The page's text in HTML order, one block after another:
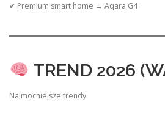
✔ Premium smart home → Aqara G4
TREND 2026
Najmocniejsze trendy: